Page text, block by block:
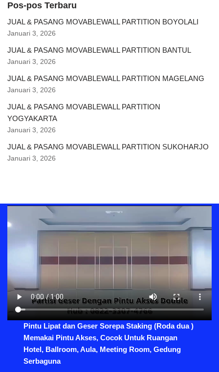
Pos-pos Terbaru
JUAL & PASANG MOVABLEWALL PARTITION BOYOLALI
Januari 3, 2026
JUAL & PASANG MOVABLEWALL PARTITION BANTUL
Januari 3, 2026
JUAL & PASANG MOVABLEWALL PARTITION MAGELANG
Januari 3, 2026
JUAL & PASANG MOVABLEWALL PARTITION
YOGYAKARTA
Januari 3, 2026
JUAL & PASANG MOVABLEWALL PARTITION SUKOHARJO
Januari 3, 2026
Pintu Lipat dan Geser Sorepa Staking (Roda dua )
Memakai Pintu Akses, Cocok Untuk Ruangan
Hotel, Ballroom, Aula, Meeting Room, Gedung
Serbaguna